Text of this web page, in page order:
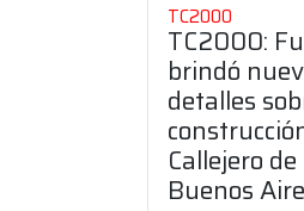
TC2000
TC2000:
brindó
detalles
Callejero de
Buenos